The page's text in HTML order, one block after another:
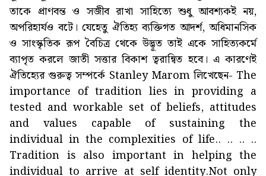
তাকে প্রাণবন্ত ও সজীব রাখা সাহিত্যে শুধু আবশ্যকই নয়,
অপরিহার্যও বটে। যেহেতু ঐতিহ্য ব্যক্তিগত আদর্শ, অধিমানসিক
ও সাংস্কৃতিক রূপ বৈচিত্র থেকে উদ্ভূত তাই একে সাহিত্যকর্মে
ব্যাপৃত করলে জাতী সত্তার বিকাশ ত্বরান্বিত হবে। এ কারণেই
ঐতিহ্যের গুরুত্ব সম্পর্কে Stanley Marom লিখেছেন- The
importance of tradition lies in providing a
tested and workable set of beliefs, attitudes
and values capable of sustaining the
individual in the complexities of life.. .. .. ..
Tradition is also important in helping the
individual to arrive at self identity.Not only